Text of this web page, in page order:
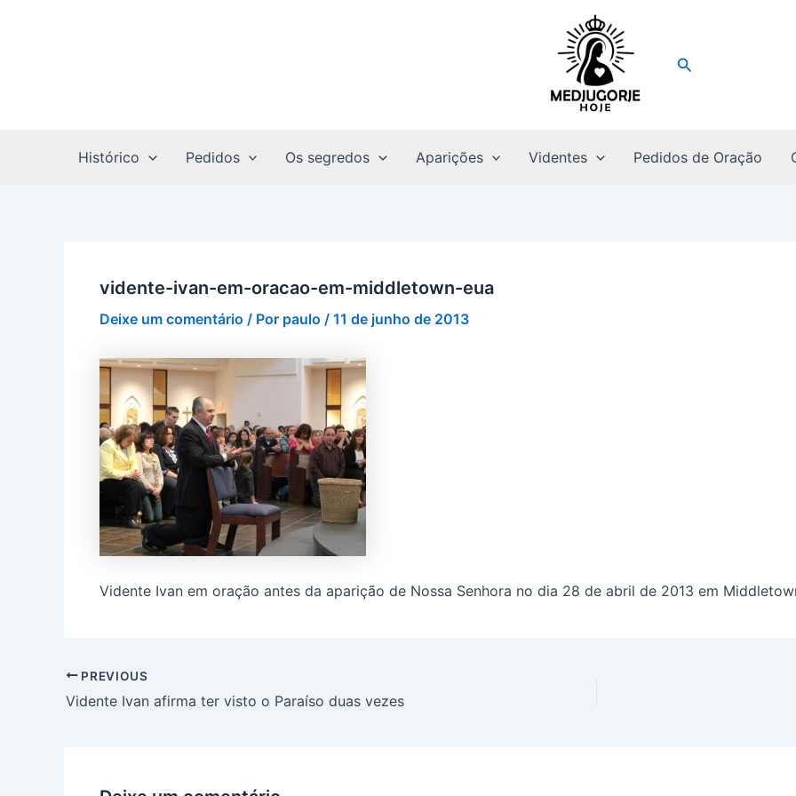
Pesquisar
Histórico Pedidos Os segredos Aparições Videntes Pedidos de Oração
vidente-ivan-em-oracao-em-middletown-eua
Deixe um comentário / Por paulo / 11 de junho de 2013
Vidente Ivan em oração antes da aparição de Nossa Senhora no dia 28 de abril de 2013 em
PREVIOUS
Vidente Ivan afirma ter visto o Paraíso duas vezes